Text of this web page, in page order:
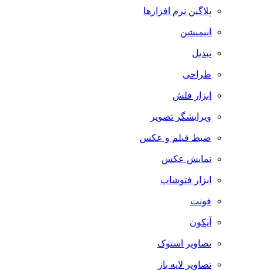
پلاگین نرم افزارها
انیمیشن
تبدیل
طراحی
ابزار فلش
ویرایشگر تصویر
ضبط فيلم و عكس
نمایش عکس
ابزار فتوشاپ
فونت
آیکون
تصاویر استوک
تصاویر لایه باز